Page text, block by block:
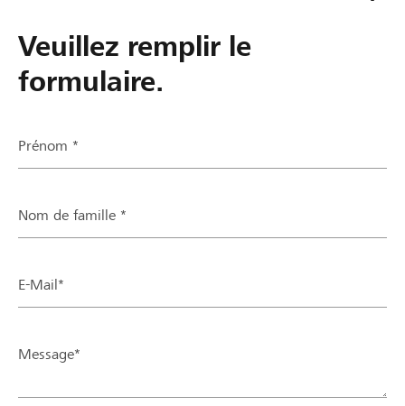
Veuillez remplir le
formulaire.
Prénom *
Nom de famille *
E-Mail*
Message*